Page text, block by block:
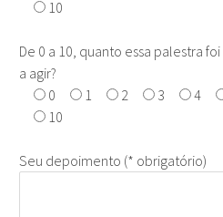
10
De 0 a 10, quanto essa palestra
a agir?
0
1 2 3 4
10
Seu depoimento (* obrigatório)